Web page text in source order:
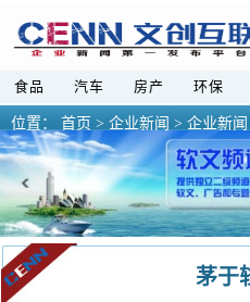
食品 汽车 房产 环保
位置： 首页 > 企业新闻 > 企业新
茅于